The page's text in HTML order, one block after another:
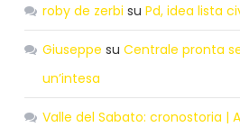
roby de zerbi suPd, idea lista
Giuseppe suCentrale pronta
un’intesa
Valle del Sabato: cronostoria |